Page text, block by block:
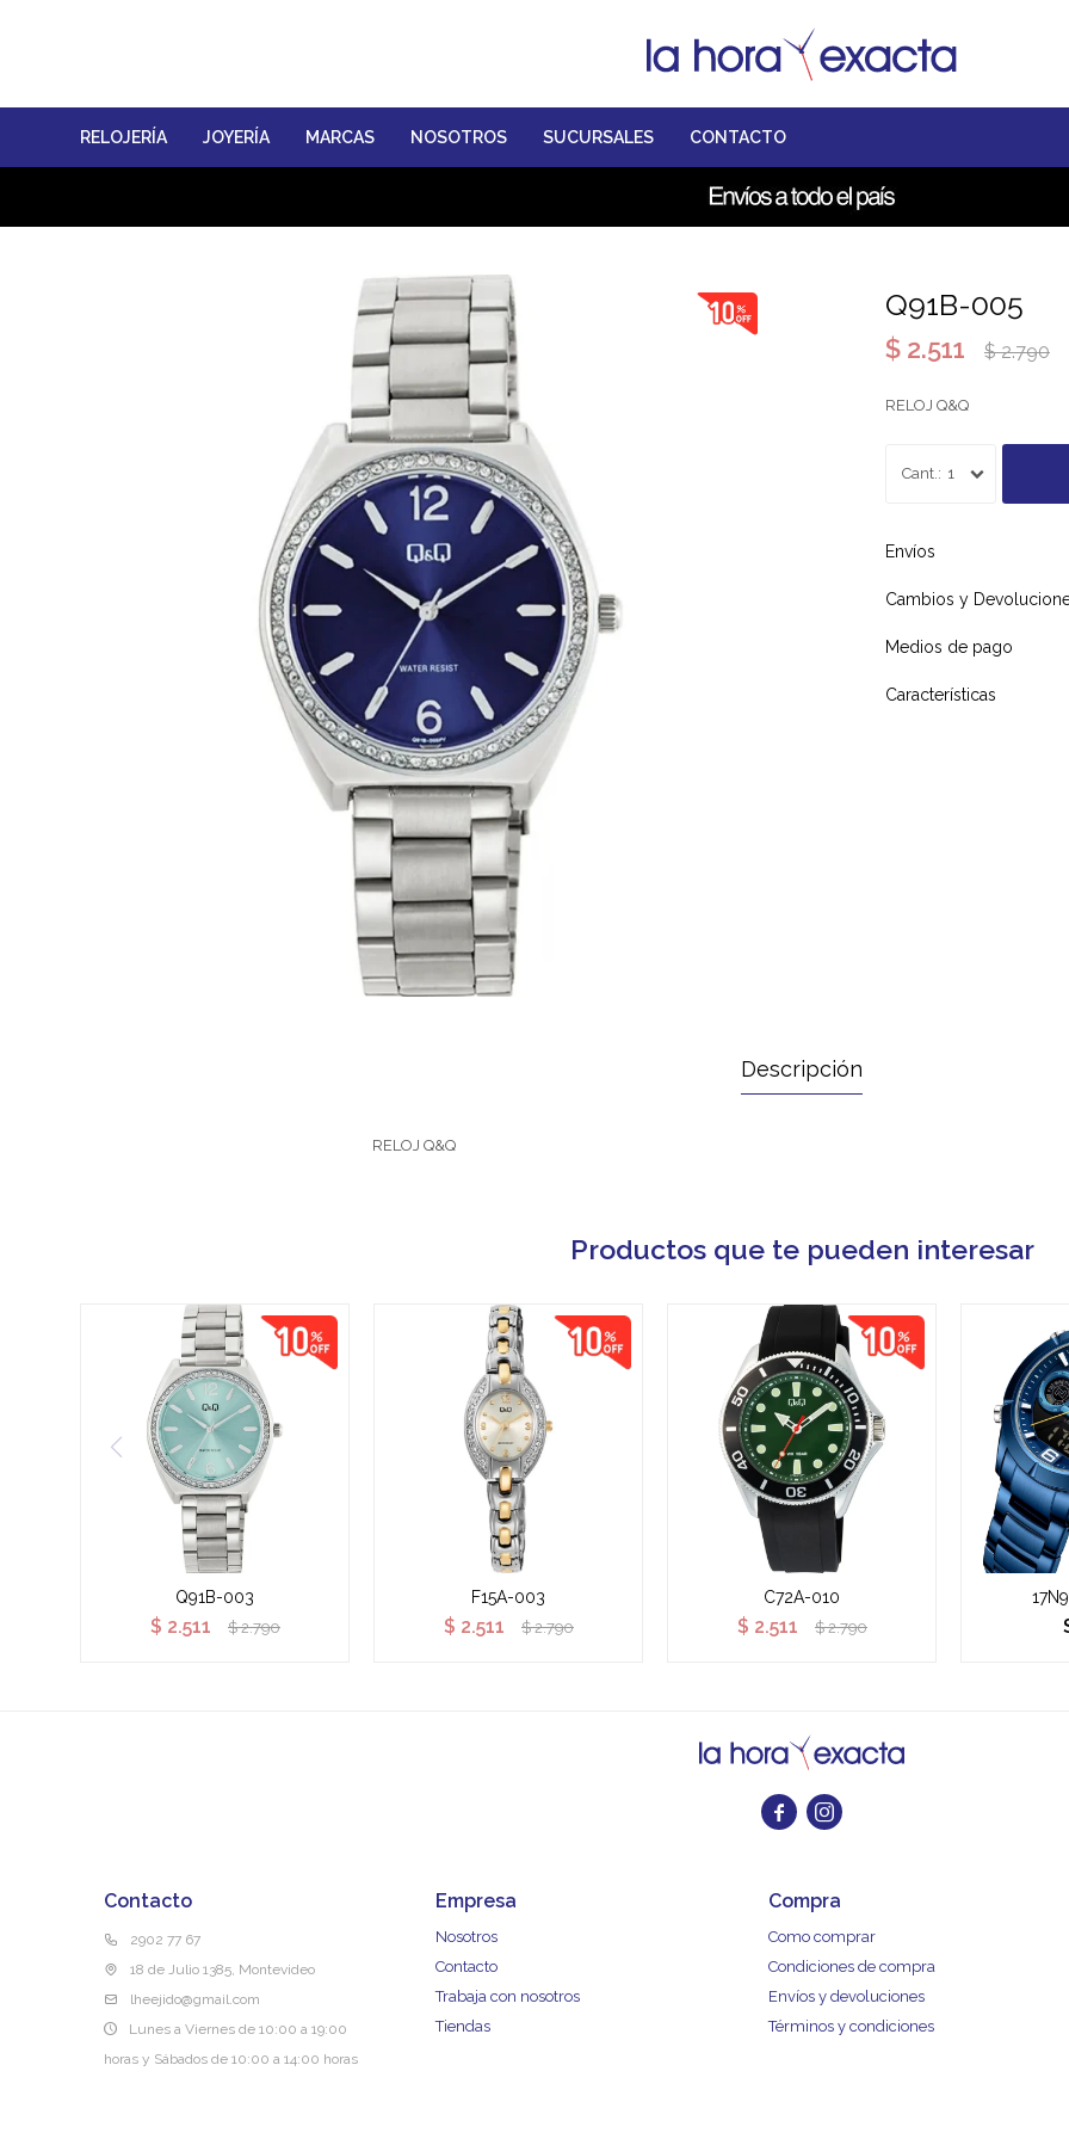
RELOJERÍA JOYERÍA MARCAS NOSOTROS SUCURSALES CONTACTO
Q91B-005
$ 2.511 $ 2.790
RELOJ Q&Q
1
Envíos
Cambios y
Medios de pago
Características
Descripción
RELOJ Q&Q
Productos que te pueden interesar
Q91B-003
$ 2.511 $ 2.790
F15A-003
$ 2.511 $ 2.790
C72A-010
$ 2.511 $ 2.790
 
Contacto
2902 77 67
18 de Julio 1385, Montevideo
lheejido@gmail.com
Lunes a Viernes de 10:00 a 19:00
horas y Sábados de 10:00 a 14:00 horas
Empresa
Nosotros
Contacto
Trabaja con nosotros
Tiendas
Compra
Como comprar
Condiciones de compra
Envíos y devoluciones
Términos y condiciones